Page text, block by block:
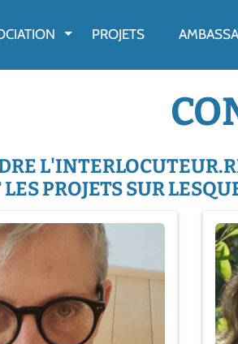
AFFICHER LE MENU
PROJETS
PROJETS SUR